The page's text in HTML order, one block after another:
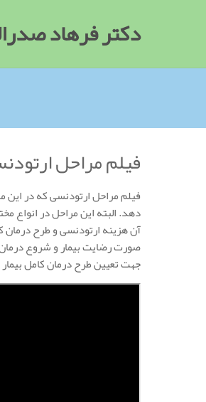
دکتر فرهاد
فیلم مراحل
فیلم مراحل ارتودنسی که در این
دهد. البته این مراحل در انواع
آن هزینه ارتودنسی و طرح
صورت رضایت بیمار و شروع
جهت تعیین طرح درمان کامل